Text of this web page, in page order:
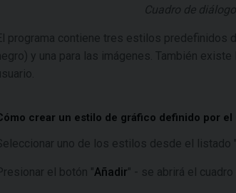
Cuadro de
programa contiene tres estilos predefinidos
y una para las imágenes. También
crear un estilo de gráfico definido por el
uno de los estilos desde el listado "
el botón "Añadir" - se abrirá el